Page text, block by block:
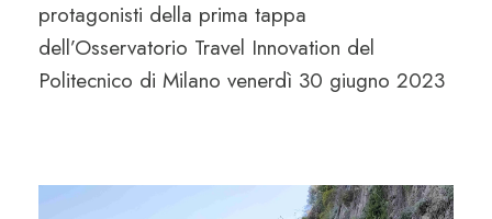
protagonisti della prima tappa
dell’Osservatorio Travel Innovation del
Politecnico di Milano venerdì 30 giugno 2023